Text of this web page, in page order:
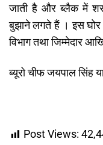
जाती है और ब्लैक में
बुझाने लगते हैं । इस घोर
विभाग तथा जिम्मेदार
ब्यूरो चीफ जयपाल सिंह
Post Views: